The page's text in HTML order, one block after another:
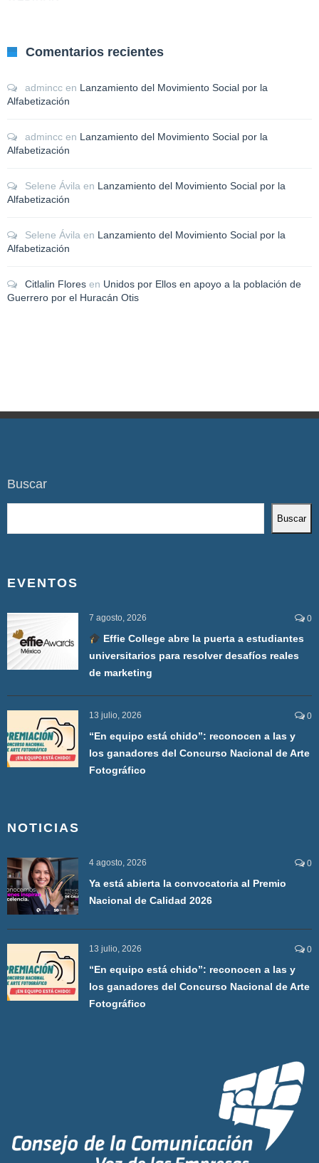
Comentarios recientes
admincc en Lanzamiento del Movimiento Social por la
Alfabetización
admincc en Lanzamiento del Movimiento Social por la
Alfabetización
Selene Ávila en Lanzamiento del Movimiento Social por la
Alfabetización
Selene Ávila en Lanzamiento del Movimiento Social por la
Alfabetización
Citlalin Flores en Unidos por Ellos en apoyo a la población de
Guerrero por el Huracán Otis
Buscar
Buscar
EVENTOS
7 agosto, 2026 0
Effie College abre la puerta a estudiantes
universitarios para resolver desafíos reales
de marketing
13 julio, 2026 0
“En equipo está chido”: reconocen a las y
los ganadores del Concurso Nacional de Arte
Fotográfico
NOTICIAS
4 agosto, 2026 0
Ya está abierta la convocatoria al Premio
Nacional de Calidad 2026
13 julio, 2026 0
“En equipo está chido”: reconocen a las y
los ganadores del Concurso Nacional de Arte
Fotográfico